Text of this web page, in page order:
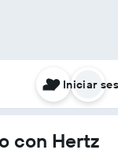
Iniciar
con Hertz